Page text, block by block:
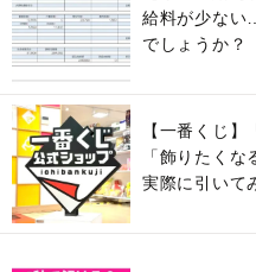
給料が少ない
でしょうか？
【一番くじ】
「飾りたく
実際に引いて